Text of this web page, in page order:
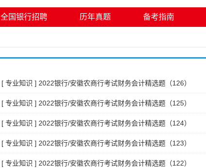
全国银行招聘 历年真题 备考指南
[ 专业知识 ] 2022银行/安徽农商行考试财务会计精选题（126）
[ 专业知识 ] 2022银行/安徽农商行考试财务会计精选题（125）
[ 专业知识 ] 2022银行/安徽农商行考试财务会计精选题（124）
[ 专业知识 ] 2022银行/安徽农商行考试财务会计精选题（123）
[ 专业知识 ] 2022银行/安徽农商行考试财务会计精选题（122）